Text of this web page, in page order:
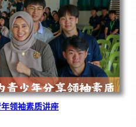
领袖素质讲座